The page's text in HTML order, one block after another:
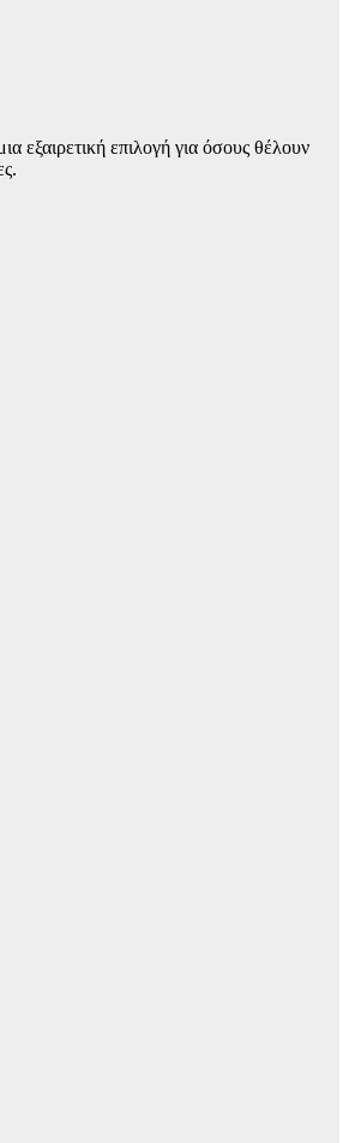
εξαιρετική επιλογή για όσους θέλουν